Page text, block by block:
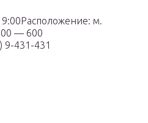
м.
— 600
9-431-431